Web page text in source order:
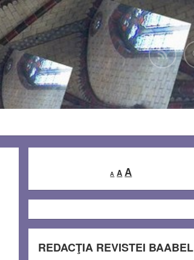
A
Decrease
font
A Reset
AIncrease
font
REDACŢIA REVISTEI BAABEL